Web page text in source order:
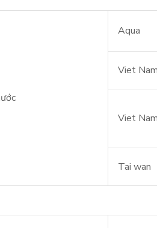
Aqua
Viet Nam
Viet Nam
Tai wan